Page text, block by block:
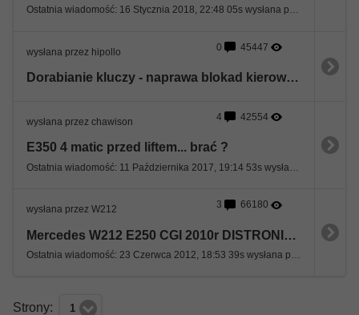
Ostatnia wiadomość: 16 Stycznia 2018, 22:48 05s wysłana przez Damian
wysłana przez hipollo 0 45447
Dorabianie kluczy - naprawa blokad kierownicy
wysłana przez chawison 4 42554
E350 4 matic przed liftem... brać ?
wysłana przez W212 3 66180
Mercedes W212 E250 CGI 2010r DISTRONIC 1800 kompresor
Ostatnia wiadomość: 23 Czerwca 2012, 18:53 39s wysłana przez dante
Strony: 1